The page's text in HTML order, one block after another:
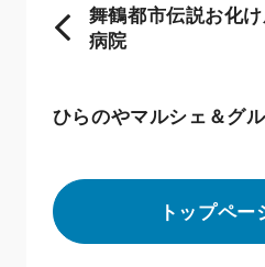
舞鶴都市伝説お化
病院
トップペー
ひらのやマルシェ＆グ